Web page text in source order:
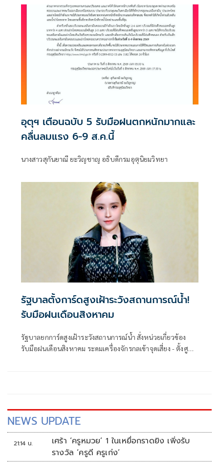
อุตุฯ เตือนฉบับ 5 รับมือฝนตกหนักมากและ
คลื่นลมแรง 6-9 ส.ค.นี้
นางสาวสุกันยาณี ยะวิญชาญ อธิบดีกรมอุตุนิยมวิทยา
รัฐบาลตั้งการ์ดสูงเฝ้าระวังสถานการณ์น้ำ!
รับมือฝนเดือนสิงหาคม
รัฐบาลยกการ์ดสูงเฝ้าระวังสถานการณ์น้ำ สั่งหน่วยเกี่ยวข้อง
รับมือฝนเดือนสิงหาคม ระดมเครื่องจักรกลเข้าจุดเสี่ยง - ตั้งศูนย์
NEWS UPDATE
21:14 น.
เศร้า ‘ครูหมวย’ 1 ในเหยื่อกราดยิง เพิ่งรับ
รางวัล ‘ครูดี ครูเก่ง’